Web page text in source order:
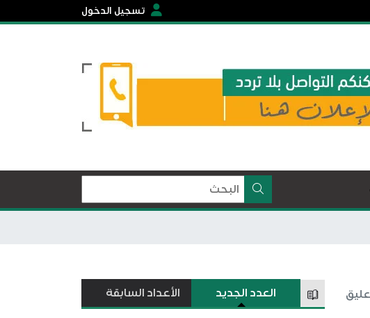
تسجيل الدخول
العدد الجديد الأعداد السابقة